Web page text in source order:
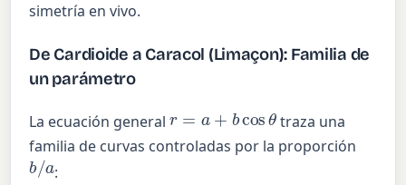
simetría en vivo.
De Cardioide a Caracol (Limaçon): Familia de
un parámetro
La ecuación generalr= +b cosθ
traza una
familia de curvas controladas por la proporción
b/a
: